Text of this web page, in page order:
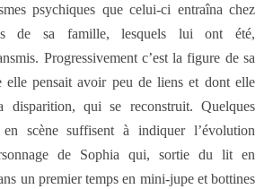
psychiques que celui-ci entraîna chez
de sa famille, lesquels lui ont été,
Progressivement c’est la figure de sa
elle pensait avoir peu de liens et dont elle
disparition, qui se reconstruit. Quelques
scène suffisent à indiquer l’évolution
de Sophia qui, sortie du lit en
un premier temps en mini-jupe et bottines